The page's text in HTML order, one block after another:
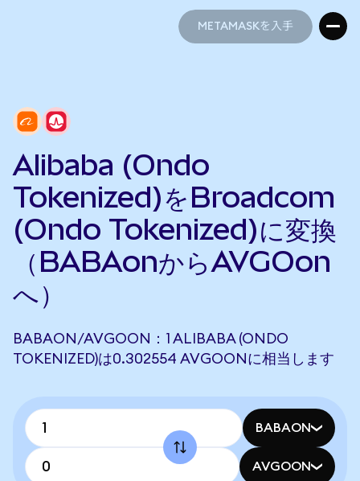
METAMASKを入手
Alibaba (Ondo
Tokenized)をBroadcom
(Ondo Tokenized)に変換
（BABAonからAVGOon
へ）
BABAON/AVGOON：1 ALIBABA (ONDO
TOKENIZED)は0.302554 AVGOONに相当します
BABAON
AVGOON